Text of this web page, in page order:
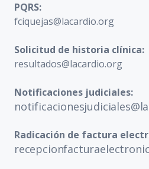
PQRS:
fciquejas@lacardio.org
Solicitud de historia clínica:
resultados@lacardio.org
Notificaciones judiciales:
Radicación de factura